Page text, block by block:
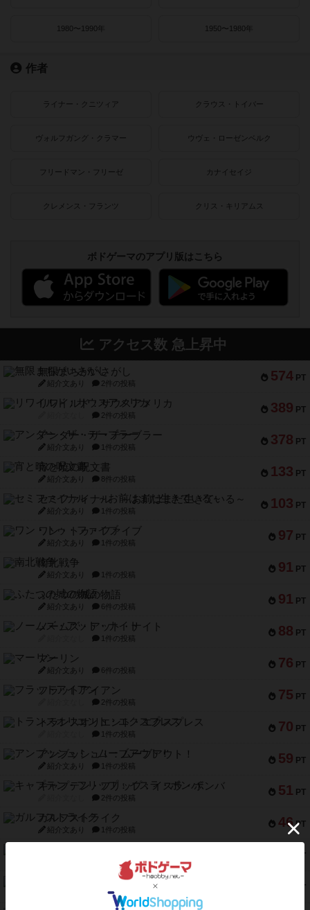
1980〜1990年 1950〜1980年
作者
ライナー・クニツィア クラウス・トイバー
ヴォルフガング・クラマー ウヴェ・ローゼンベルク
フリードマン・フリーゼ カナイセイジ
クレメンス・フランツ クリス・キリアムス
ボドゲーマのアプリ版はこちら
アクセス数 急上昇中
574 PT
無限まちがいさがし
紹介文あり 2件の投稿
389 PT
リワイルド：サウスアメリカ
2件の投稿
378 PT
アンダー・ザ・テーブラー
紹介文あり 1件の投稿
133 PT
宵と暁の呪文書
紹介文あり 8件の投稿
103 PT
セミファイナル ～お前はまだ生きている～
紹介文あり 1件の投稿
97 PT
ワン・トゥ・ファイブ
紹介文あり 1件の投稿
91 PT
南北戦争
紹介文あり 1件の投稿
91 PT
ふたつの城の物語
紹介文あり 6件の投稿
88 PT
ノームズ・アット・ナイト
1件の投稿
76 PT
マーリン
紹介文あり 6件の投稿
75 PT
フラットアイアン
2件の投稿
70 PT
トランスオリエント・エクスプレス
1件の投稿
59 PT
アンブッシュ！：ムーブアウト！
紹介文あり 1件の投稿
51 PT
キャプテン・フリップ：イスラ・ボンバ
2件の投稿
46 PT
ガルフストライク
紹介文あり 1件の投稿
PT
8件の投稿
PT
12件の投稿